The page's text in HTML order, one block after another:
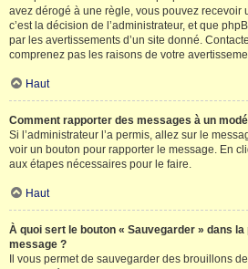
avez dérogé à une règle, vous pouvez recevoir
c’est la décision de l’administrateur, et que
par les avertissements d’un site donné.
comprenez pas les raisons de votre
Haut
Comment rapporter des messages à un
Si l’administrateur l’a permis, allez sur le
voir un bouton pour rapporter le message. En
aux étapes nécessaires pour le faire.
Haut
À quoi sert le bouton « Sauvegarder » dans
message ?
Il vous permet de sauvegarder des brouillons